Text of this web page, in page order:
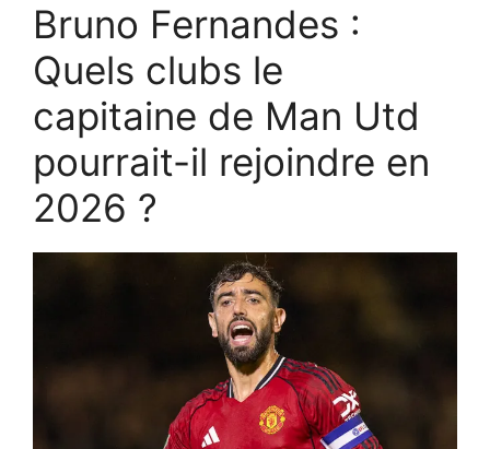
Bruno Fernandes :
Quels clubs le
capitaine de Man Utd
pourrait-il rejoindre en
2026 ?